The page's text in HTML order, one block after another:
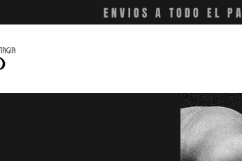
ENVIOS A TODO EL